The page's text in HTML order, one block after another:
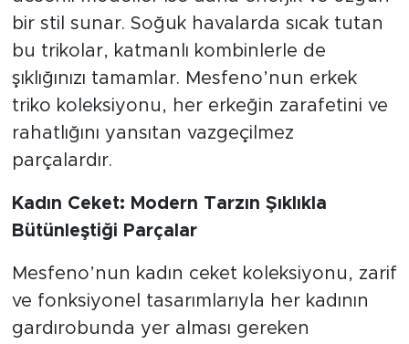
bir stil sunar. Soğuk havalarda sıcak tutan
bu trikolar, katmanlı kombinlerle de
şıklığınızı tamamlar. Mesfeno’nun erkek
triko koleksiyonu, her erkeğin zarafetini ve
rahatlığını yansıtan vazgeçilmez
parçalardır.
Kadın Ceket: Modern Tarzın Şıklıkla
Bütünleştiği Parçalar
Mesfeno’nun kadın ceket koleksiyonu, zarif
ve fonksiyonel tasarımlarıyla her kadının
gardırobunda yer alması gereken